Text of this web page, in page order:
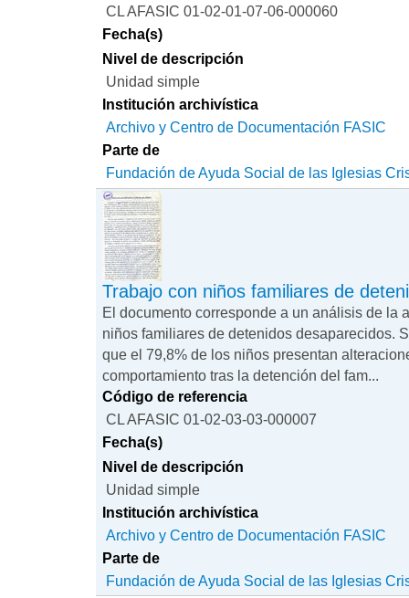
CL AFASIC 01-02-01-07-06-000060
Fecha(s)
Nivel de descripción
Unidad simple
Institución archivística
Archivo y Centro de Documentación FASIC
Parte de
Fundación de Ayuda Social de las Iglesias
Trabajo con niños familiares de
El documento corresponde a un análisis de la
niños familiares de detenidos desaparecidos.
que el 79,8% de los niños presentan
comportamiento tras la detención del fam...
Código de referencia
CL AFASIC 01-02-03-03-000007
Fecha(s)
Nivel de descripción
Unidad simple
Institución archivística
Archivo y Centro de Documentación FASIC
Parte de
Fundación de Ayuda Social de las Iglesias